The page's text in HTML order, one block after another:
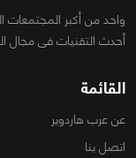
واحد من أكبر
أحدث التقنيات فى مجال
القائمة
عن عرب هاردوير
اتصل بنا